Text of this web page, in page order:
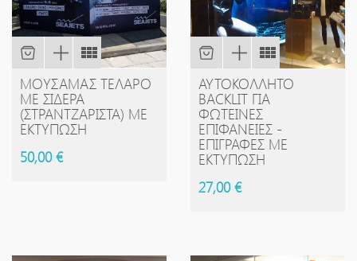
ΜΟΥΣΑΜΆΣ ΤΕΛΆΡΟ
ΜΕ ΣΊΔΕΡΑ
(ΣΤΡΑΝΤΖΑΡΙΣΤΆ) ΜΕ
ΕΚΤΎΠΩΣΗ
50,00 €
ΑΥΤΟΚΌΛΛΗΤΟ
BACKLIT ΓΙΑ
ΦΩΤΕΙΝΈΣ
ΕΠΙΦΆΝΕΙΕΣ -
ΕΠΙΓΡΑΦΈΣ ΜΕ
ΕΚΤΎΠΩΣΗ
27,00 €